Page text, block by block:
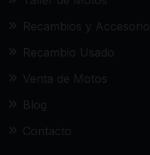
Recambios y
Recambio Usado
Venta de Motos
Blog
Contacto